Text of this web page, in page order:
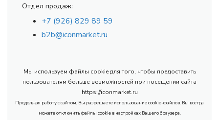
Отдел продаж:
+7 (926) 829 89 59
b2b@iconmarket.ru
Мы используем файлы cookie для того, чтобы предоставить
пользователям больше возможностей при посещении сайта
https://iconmarket.ru
Продолжая работу с сайтом, Вы разрешаете использование cookie-файлов. Вы всегда
можете отключить файлы cookie в настройках Вашего браузера.